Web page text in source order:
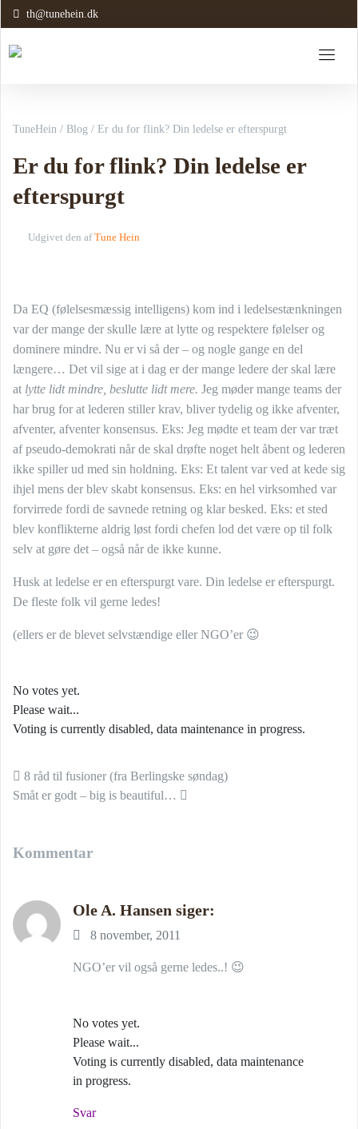
th@tunehein.dk
TuneHein / Blog / Er du for flink? Din ledelse er efterspurgt
Er du for flink? Din ledelse er
efterspurgt
Udgivet den af Tune Hein
Da EQ (følelsesmæssig intelligens) kom ind i ledelsestænkningen
var der mange der skulle lære at lytte og respektere følelser og
dominere mindre. Nu er vi så der – og nogle gange en del
længere… Det vil sige at i dag er der mange ledere der skal lære
at lytte lidt mindre, beslutte lidt mere. Jeg møder mange teams der
har brug for at lederen stiller krav, bliver tydelig og ikke afventer,
afventer, afventer konsensus. Eks: Jeg mødte et team der var træt
af pseudo-demokrati når de skal drøfte noget helt åbent og lederen
ikke spiller ud med sin holdning. Eks: Et talent var ved at kede sig
ihjel mens der blev skabt konsensus. Eks: en hel virksomhed var
forvirrede fordi de savnede retning og klar besked. Eks: et sted
blev konflikterne aldrig løst fordi chefen lod det være op til folk
selv at gøre det – også når de ikke kunne.
Husk at ledelse er en efterspurgt vare. Din ledelse er efterspurgt.
De fleste folk vil gerne ledes!
(ellers er de blevet selvstændige eller NGO’er 😉
No votes yet.
Please wait...
Voting is currently disabled, data maintenance in progress.
Indlæg navigation
8 råd til fusioner (fra Berlingske søndag)
Småt er godt – big is beautiful…
Kommentar
Ole A. Hansen siger:
8 november, 2011
NGO’er vil også gerne ledes..! 😉
No votes yet.
Please wait...
Voting is currently disabled, data maintenance
in progress.
Svar